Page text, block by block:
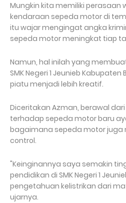
Mungkin kita memiliki
kendaraan sepeda motor di
itu wajar mengingat angka
sepeda motor meningkat tiap
Namun, hal inilah yang
SMK Negeri 1 Jeunieb
piatu menjadi lebih kreatif.
Diceritakan Azman, berawal
terhadap sepeda motor baru
bagaimana sepeda motor juga
control.
"Keinginannya saya semakin
pendidikan di SMK Negeri 1
pengetahuan kelistrikan dari
ujarnya.